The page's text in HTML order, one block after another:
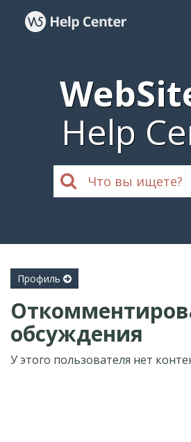
Help
Профиль
обсуждения
У этого пользователя нет